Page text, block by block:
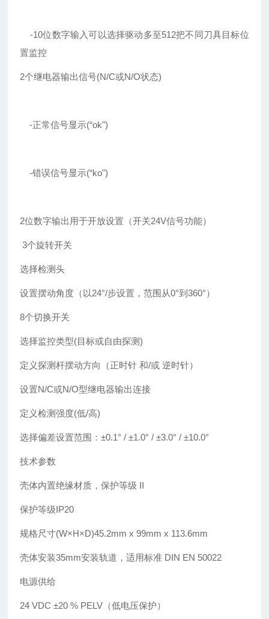
-10位数字输入可以选择驱动多至512把不同刀具目标位
置监控
2个继电器输出信号(N/C或N/O状态)
-正常信号显示(“ok")
-错误信号显示(“ko")
2位数字输出用于开放设置（开关24V信号功能）
3个旋转开关
选择检测头
设置摆动角度（以24°/步设置，范围从0°到360°）
8个切换开关
选择监控类型(目标或自由探测)
定义探测杆摆动方向（正时针 和/或 逆时针）
设置N/C或N/O型继电器输出连接
定义检测强度(低/高)
选择偏差设置范围：±0.1° / ±1.0° / ±3.0° / ±10.0°
技术参数
壳体内置绝缘材质，保护等级 II
保护等级IP20
规格尺寸(W×H×D)45.2mm x 99mm x 113.6mm
壳体安装35mm安装轨道，适用标准 DIN EN 50022
电源供给
24 VDC ±20 % PELV（低电压保护）